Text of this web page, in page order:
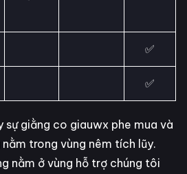
✅
✅
sự giằng co giauwx phe mua và
trong vùng nêm tích lũy.
nằm ở vùng hỗ trợ chúng tôi